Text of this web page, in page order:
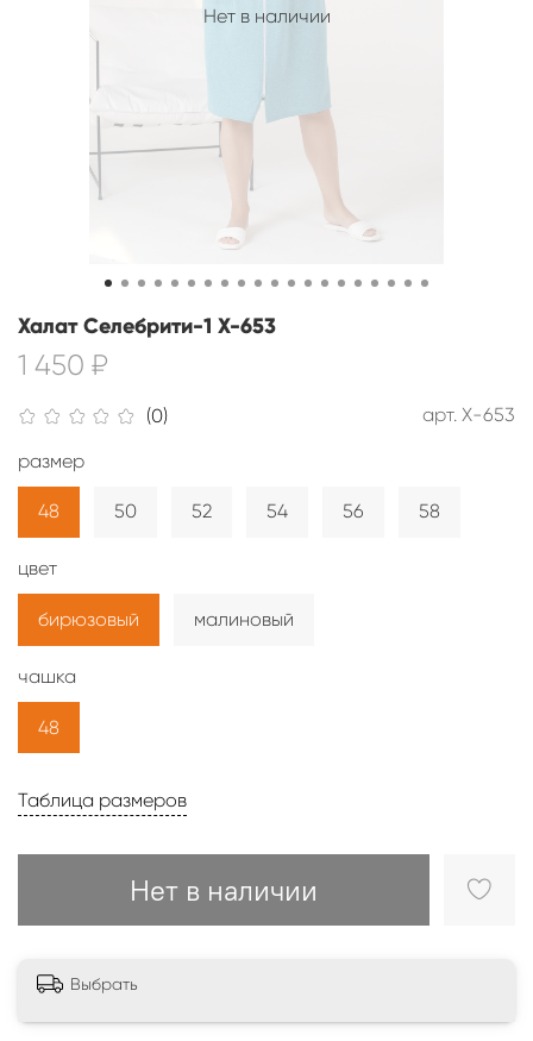
Нет в наличии
(0) арт. Х-653
Халат Селебрити-1 Х-653
1 450 ₽
Таблица размеров
Нет в наличии
размер
48 50 52 54 56 58
цвет
бирюзовый малиновый
чашка
48
Выбрать